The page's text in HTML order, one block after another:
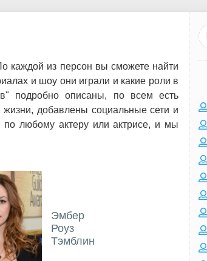
каждой из персон вы сможете найти
и шоу они играли и какие роли в
подробно описаны, по всем есть
добавлены социальные сети и
любому актеру или актрисе, и мы
Эмбер
Роуз
Тэмблин